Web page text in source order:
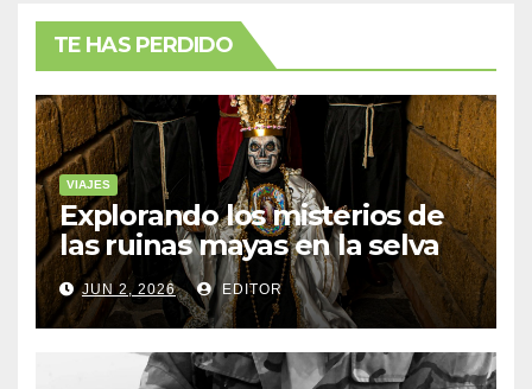
TE HAS PERDIDO
VIAJES
Explorando los misterios de
las ruinas mayas en la selva
de Yucatán
JUN 2, 2026 EDITOR